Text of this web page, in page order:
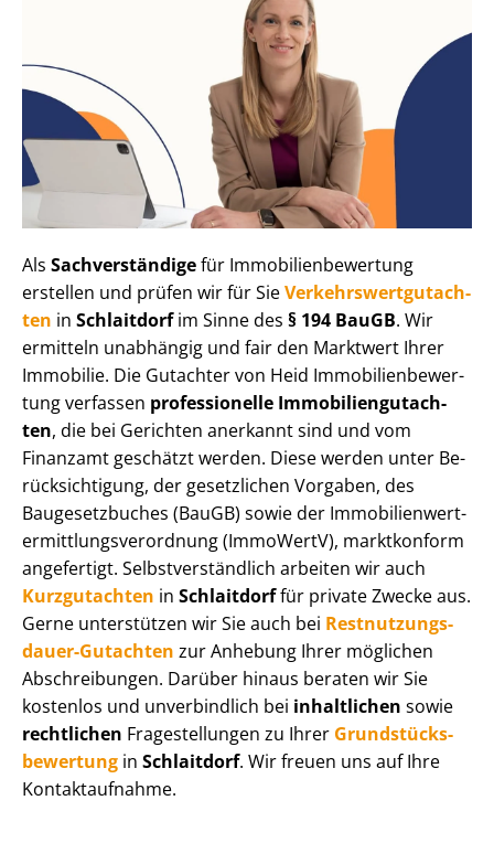
Als Sachverständigefür Im­mo­bi­li­en­be­wer­tung
erstellen und prüfen wir für SieVer­kehrs­wert­gut­ach­
ten in Schlaitdorfim Sinne des § 194 BauGB. Wir
ermitteln unabhängig und fair den Marktwert Ihrer
Immobilie. Die Gutachter von Heid Im­mo­bi­li­en­be­wer­
tung verfassen professionelle Im­mo­bi­li­en­gut­ach­
ten, die bei Gerichten anerkannt sind und vom
Finanzamt geschätzt werden. Diese werden unter Be­
rück­sich­ti­gung, der gesetzlichen Vorgaben, des
Baugesetzbuches (BauGB) sowie der Im­mo­bi­li­en­wert­
ermitt­lungs­ver­ord­nung (ImmoWertV), marktkonform
angefertigt. Selbst­ver­ständ­lich arbeiten wir auch
Kurzgutachten in Schlaitdorffür private Zwecke aus.
Gerne unterstützen wir Sie auch bei Rest­nut­zungs­
dau­er-Gutachten zur Anhebung Ihrer möglichen
Abschreibungen. Darüber hinaus beraten wir Sie
kostenlos und unverbindlich bei inhaltlichen sowie
rechtlichen Fragestellungen zu Ihrer Grund­stücks­
be­wer­tung in Schlaitdorf. Wir freuen uns auf Ihre
Kontaktaufnahme.